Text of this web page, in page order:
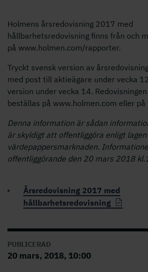
Holmens årsredovisning 2017 med
hållbarhetsredovisning finns från och
på www.holmen.com/rapporter.
Tryckt svensk version av
med post till aktieägare under vecka
version under vecka 14.
beställas på www.holmen.com eller
Denna information är sådan
är skyldigt att offentliggöra enligt
värdepappersmarknaden.
offentliggörande den 20 mars 2018
Årsredovisning 2017 med
hållbarhetsredovisning
PUBLICERAD
20 mars, 2018, 10:00